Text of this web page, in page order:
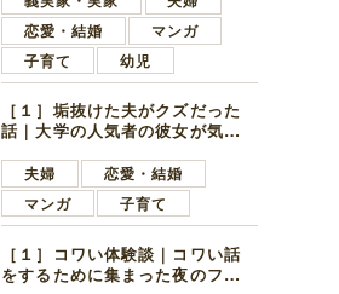
恋愛・結婚
マンガ
子育て
幼児
［１］垢抜けた夫がクズだった
話｜大学の人気者の彼女が気に
子学生
夫婦
恋愛・結婚
マンガ
子育て
［１］コワい体験談｜コワい話
をするために集まった夜のファ